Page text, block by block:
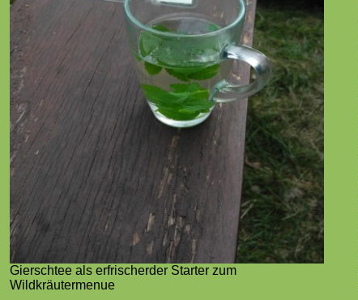
Gierschtee als erfrischerder Starter zum
Wildkräutermenue